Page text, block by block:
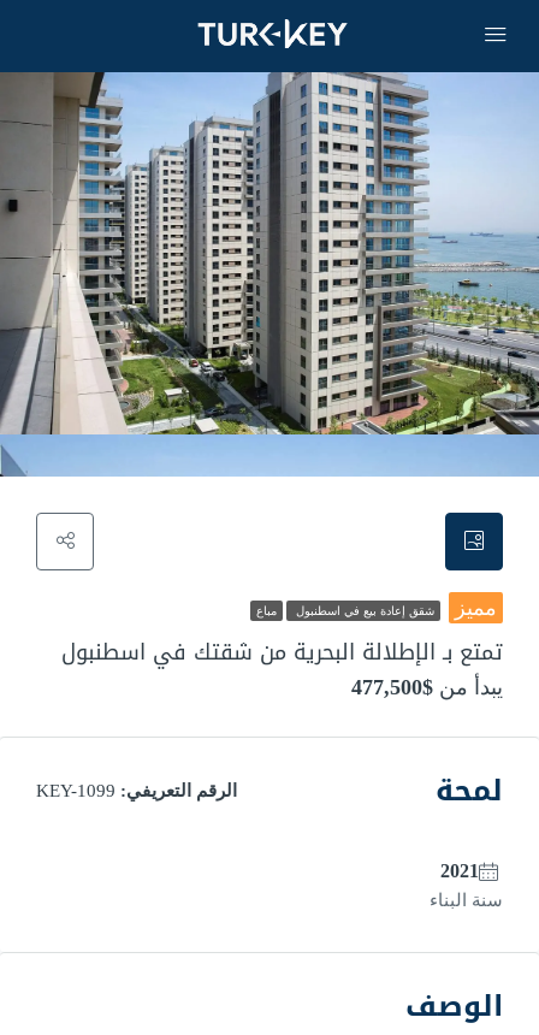
مميز شقق إعادة بيع في اسطنبول مباع
تمتع بـ الإطلالة البحرية من شقتك في اسطنبول
يبدأ من $477,500
لمحة الرقم التعريفي:
2021
سنة البناء
الوصف